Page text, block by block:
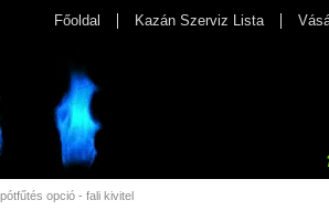
Főoldal Kazán Szerviz Lista
opció - fali kivitel